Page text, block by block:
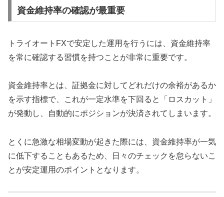
資金維持率の確認が最重要
トライオートFXで安定した運用を行うには、資金維持率
を常に確認する習慣を持つことが非常に重要です。
資金維持率とは、証拠金に対してどれだけの余裕があるか
を示す指標で、これが一定水準を下回ると「ロスカット」
が発動し、自動的にポジションが決済されてしまいます。
とくに急激な相場変動が起きた際には、資金維持率が一気
に低下することもあるため、日々のチェックを怠らないこ
とが安定運用のポイントとなります。